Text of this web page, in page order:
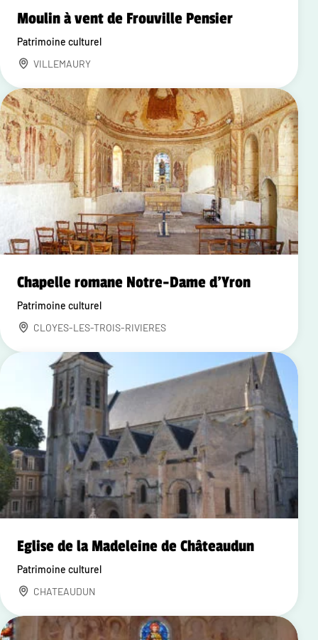
Moulin à vent de Frouville Pensier
Patrimoine culturel
VILLEMAURY
Chapelle romane Notre-Dame d'Yron
Patrimoine culturel
CLOYES-LES-TROIS-RIVIERES
Eglise de la Madeleine de Châteaudun
Patrimoine culturel
CHATEAUDUN